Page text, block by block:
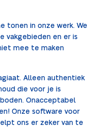
tonen in onze werk. We
vakgebieden en er is
mee te maken
Alleen authentiek
die voor je is
Onacceptabel
Onze software voor
ons er zeker van te